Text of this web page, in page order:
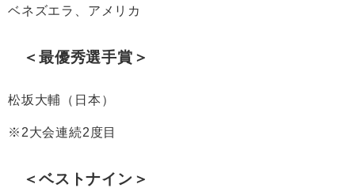
ベネズエラ、アメリカ
＜最優秀選手賞＞
松坂大輔（日本）
※2大会連続2度目
＜ベストナイン＞